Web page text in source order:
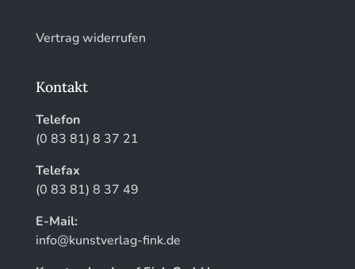
Vertrag widerrufen
Kontakt
Telefon
(0 83 81) 8 37 21
Telefax
(0 83 81) 8 37 49
E-Mail:
info@kunstverlag-fink.de